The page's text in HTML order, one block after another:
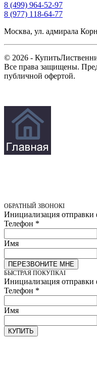
8 (499) 964-52-97
8 (977) 118-64-77
Москва, ул. адмирала
© 2026 -
Все права защищены.
публичной офертой.
ОБРАТНЫЙ ЗВОНОК
Инициализация
Телефон *
Имя
ПЕРЕЗВОНИТЕ МНЕ
БЫСТРАЯ ПОКУПКА
Инициализация
Телефон *
Имя
КУПИТЬ